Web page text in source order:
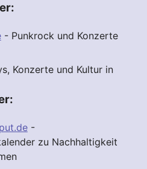
- Punkrock und Konzerte
Konzerte und Kultur in
-
zu Nachhaltigkeit